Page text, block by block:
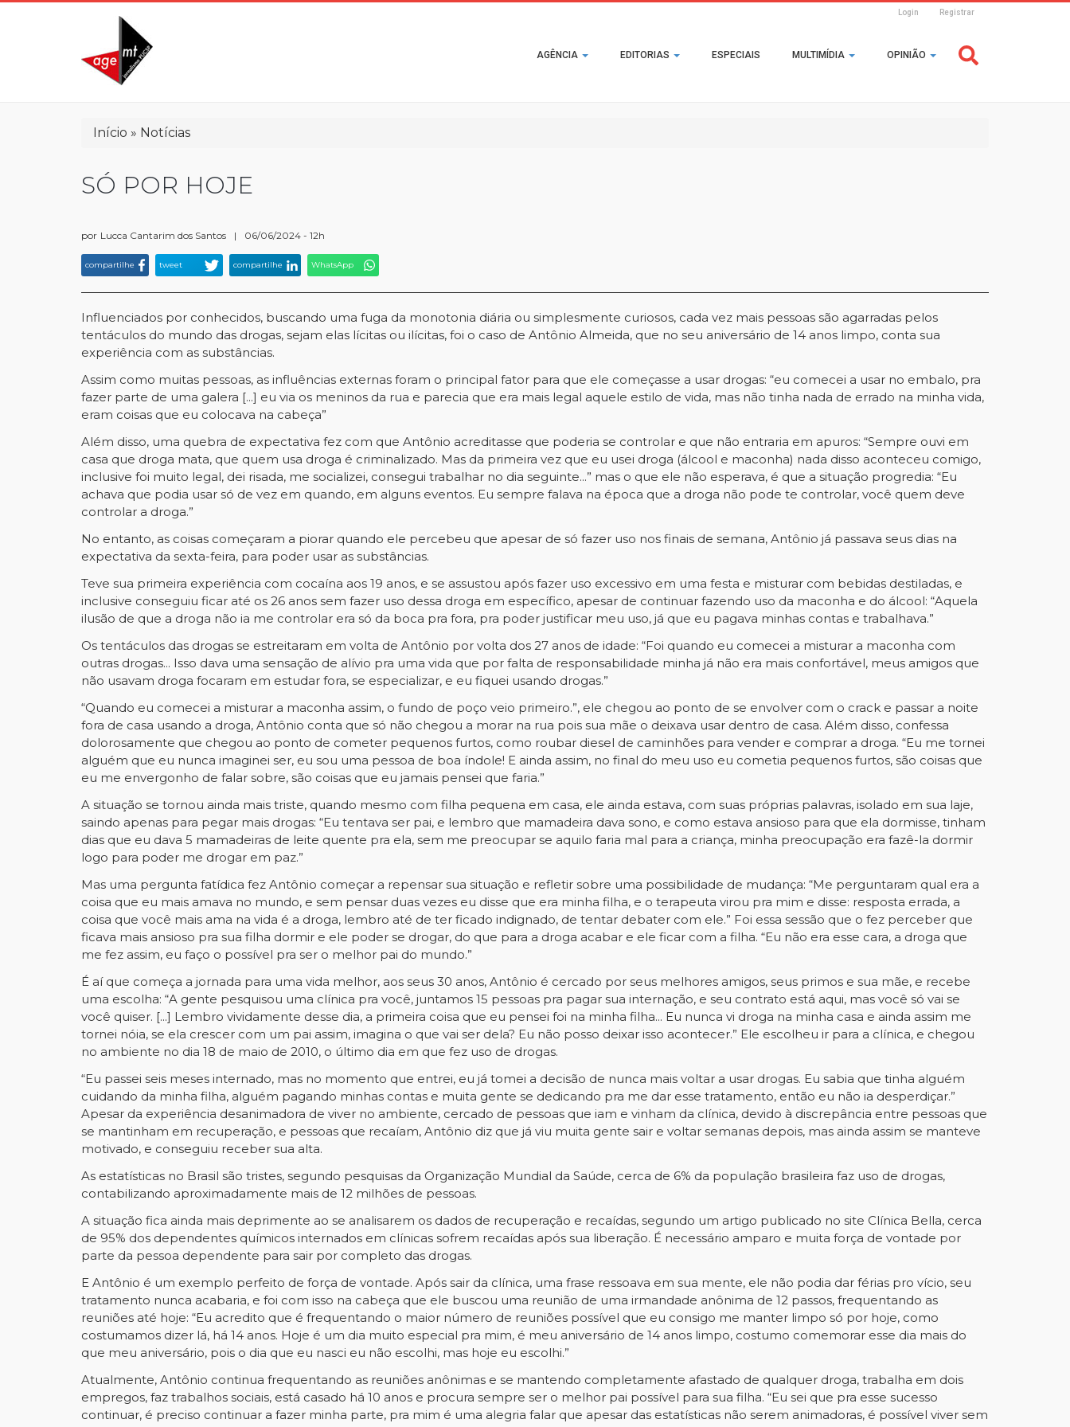
Login Registrar
Main
navigation
AGÊNCIA EDITORIAS ESPECIAIS MULTIMÍDIA OPINIÃO
Trilha
navegação
Início Notícias
SÓ POR HOJE
por Lucca Cantarim dos Santos | 06/06/2024 - 12h
compartilhe tweet compartilhe WhatsApp
Influenciados por conhecidos, buscando uma fuga da monotonia diária ou simplesmente curiosos, cada vez mais pessoas são agarradas pelos
tentáculos do mundo das drogas, sejam elas lícitas ou ilícitas, foi o caso de Antônio Almeida, que no seu aniversário de 14 anos limpo, conta sua
experiência com as substâncias.
Assim como muitas pessoas, as influências externas foram o principal fator para que ele começasse a usar drogas: “eu comecei a usar no embalo, pra
fazer parte de uma galera [...] eu via os meninos da rua e parecia que era mais legal aquele estilo de vida, mas não tinha nada de errado na minha vida,
eram coisas que eu colocava na cabeça”
Além disso, uma quebra de expectativa fez com que Antônio acreditasse que poderia se controlar e que não entraria em apuros: “Sempre ouvi em
casa que droga mata, que quem usa droga é criminalizado. Mas da primeira vez que eu usei droga (álcool e maconha) nada disso aconteceu comigo,
inclusive foi muito legal, dei risada, me socializei, consegui trabalhar no dia seguinte...” mas o que ele não esperava, é que a situação progredia: “Eu
achava que podia usar só de vez em quando, em alguns eventos. Eu sempre falava na época que a droga não pode te controlar, você quem deve
controlar a droga.”
No entanto, as coisas começaram a piorar quando ele percebeu que apesar de só fazer uso nos finais de semana, Antônio já passava seus dias na
expectativa da sexta-feira, para poder usar as substâncias.
Teve sua primeira experiência com cocaína aos 19 anos, e se assustou após fazer uso excessivo em uma festa e misturar com bebidas destiladas, e
inclusive conseguiu ficar até os 26 anos sem fazer uso dessa droga em específico, apesar de continuar fazendo uso da maconha e do álcool: “Aquela
ilusão de que a droga não ia me controlar era só da boca pra fora, pra poder justificar meu uso, já que eu pagava minhas contas e trabalhava.”
Os tentáculos das drogas se estreitaram em volta de Antônio por volta dos 27 anos de idade: “Foi quando eu comecei a misturar a maconha com
outras drogas... Isso dava uma sensação de alívio pra uma vida que por falta de responsabilidade minha já não era mais confortável, meus amigos que
não usavam droga focaram em estudar fora, se especializar, e eu fiquei usando drogas.”
“Quando eu comecei a misturar a maconha assim, o fundo de poço veio primeiro.”, ele chegou ao ponto de se envolver com o crack e passar a noite
fora de casa usando a droga, Antônio conta que só não chegou a morar na rua pois sua mãe o deixava usar dentro de casa. Além disso, confessa
dolorosamente que chegou ao ponto de cometer pequenos furtos, como roubar diesel de caminhões para vender e comprar a droga. “Eu me tornei
alguém que eu nunca imaginei ser, eu sou uma pessoa de boa índole! E ainda assim, no final do meu uso eu cometia pequenos furtos, são coisas que
eu me envergonho de falar sobre, são coisas que eu jamais pensei que faria.”
A situação se tornou ainda mais triste, quando mesmo com filha pequena em casa, ele ainda estava, com suas próprias palavras, isolado em sua laje,
saindo apenas para pegar mais drogas: “Eu tentava ser pai, e lembro que mamadeira dava sono, e como estava ansioso para que ela dormisse, tinham
dias que eu dava 5 mamadeiras de leite quente pra ela, sem me preocupar se aquilo faria mal para a criança, minha preocupação era fazê-la dormir
logo para poder me drogar em paz.”
Mas uma pergunta fatídica fez Antônio começar a repensar sua situação e refletir sobre uma possibilidade de mudança: “Me perguntaram qual era a
coisa que eu mais amava no mundo, e sem pensar duas vezes eu disse que era minha filha, e o terapeuta virou pra mim e disse: resposta errada, a
coisa que você mais ama na vida é a droga, lembro até de ter ficado indignado, de tentar debater com ele.” Foi essa sessão que o fez perceber que
ficava mais ansioso pra sua filha dormir e ele poder se drogar, do que para a droga acabar e ele ficar com a filha. “Eu não era esse cara, a droga que
me fez assim, eu faço o possível pra ser o melhor pai do mundo.”
É aí que começa a jornada para uma vida melhor, aos seus 30 anos, Antônio é cercado por seus melhores amigos, seus primos e sua mãe, e recebe
uma escolha: “A gente pesquisou uma clínica pra você, juntamos 15 pessoas pra pagar sua internação, e seu contrato está aqui, mas você só vai se
você quiser. [...] Lembro vividamente desse dia, a primeira coisa que eu pensei foi na minha filha... Eu nunca vi droga na minha casa e ainda assim me
tornei nóia, se ela crescer com um pai assim, imagina o que vai ser dela? Eu não posso deixar isso acontecer.” Ele escolheu ir para a clínica, e chegou
no ambiente no dia 18 de maio de 2010, o último dia em que fez uso de drogas.
“Eu passei seis meses internado, mas no momento que entrei, eu já tomei a decisão de nunca mais voltar a usar drogas. Eu sabia que tinha alguém
cuidando da minha filha, alguém pagando minhas contas e muita gente se dedicando pra me dar esse tratamento, então eu não ia desperdiçar.”
Apesar da experiência desanimadora de viver no ambiente, cercado de pessoas que iam e vinham da clínica, devido à discrepância entre pessoas que
se mantinham em recuperação, e pessoas que recaíam, Antônio diz que já viu muita gente sair e voltar semanas depois, mas ainda assim se manteve
motivado, e conseguiu receber sua alta.
As estatísticas no Brasil são tristes, segundo pesquisas da Organização Mundial da Saúde, cerca de 6% da população brasileira faz uso de drogas,
contabilizando aproximadamente mais de 12 milhões de pessoas.
A situação fica ainda mais deprimente ao se analisarem os dados de recuperação e recaídas, segundo um artigo publicado no site Clínica Bella, cerca
de 95% dos dependentes químicos internados em clínicas sofrem recaídas após sua liberação. É necessário amparo e muita força de vontade por
parte da pessoa dependente para sair por completo das drogas.
E Antônio é um exemplo perfeito de força de vontade. Após sair da clínica, uma frase ressoava em sua mente, ele não podia dar férias pro vício, seu
tratamento nunca acabaria, e foi com isso na cabeça que ele buscou uma reunião de uma irmandade anônima de 12 passos, frequentando as
reuniões até hoje: “Eu acredito que é frequentando o maior número de reuniões possível que eu consigo me manter limpo só por hoje, como
costumamos dizer lá, há 14 anos. Hoje é um dia muito especial pra mim, é meu aniversário de 14 anos limpo, costumo comemorar esse dia mais do
que meu aniversário, pois o dia que eu nasci eu não escolhi, mas hoje eu escolhi.”
Atualmente, Antônio continua frequentando as reuniões anônimas e se mantendo completamente afastado de qualquer droga, trabalha em dois
empregos, faz trabalhos sociais, está casado há 10 anos e procura sempre ser o melhor pai possível para sua filha. “Eu sei que pra esse sucesso
continuar, é preciso continuar a fazer minha parte, pra mim é uma alegria falar que apesar das estatísticas não serem animadoras, é possível viver sem